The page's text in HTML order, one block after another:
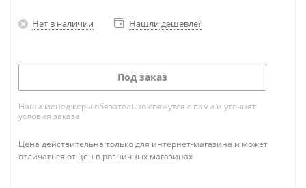
Нет в наличии Нашли дешевле?
Под заказ
Наши менеджеры обязательно свяжутся с вами и уточнят
условия заказа
Цена действительна только для интернет-магазина и может
отличаться от цен в розничных магазинах